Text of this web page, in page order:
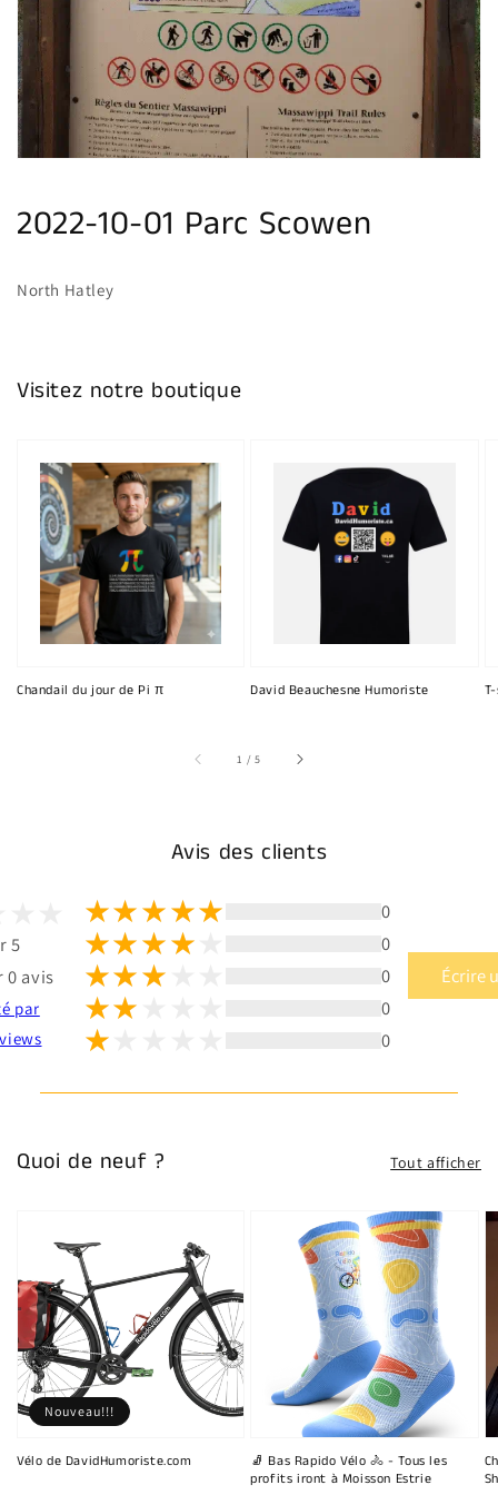
dans
la
vue
de
la
2022-10-01 Parc Scowen
North Hatley
Visitez notre boutique
Chandail du jour de Pi π David Beauchesne Humoriste
1 /sur
5
Avis des clients
5
0 avis
par
0
0
0
0
0
Écrire
Quoi de neuf ? Tout afficher
Vélo de DavidHumoriste.com
Nouveau!!!
🧦 Bas Rapido Vélo 🚴 - Tous les
profits iront à Moisson Estrie